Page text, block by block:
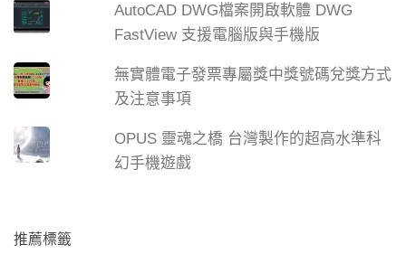
AutoCAD DWG檔案開啟軟體 DWG
FastView 支援電腦版與手機版
無實體電子發票專屬獎中獎號碼兌獎方式
及注意事項
OPUS 靈魂之橋 台灣製作的超高水準科
幻手機遊戲
推薦標籤